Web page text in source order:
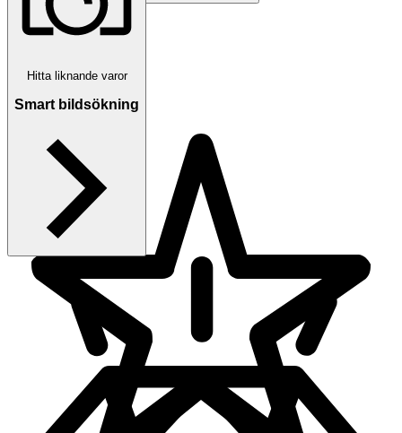
8
Hitta liknande varor
Smart bildsökning